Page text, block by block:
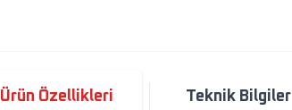
Ürün Özellikleri Teknik Bilgiler